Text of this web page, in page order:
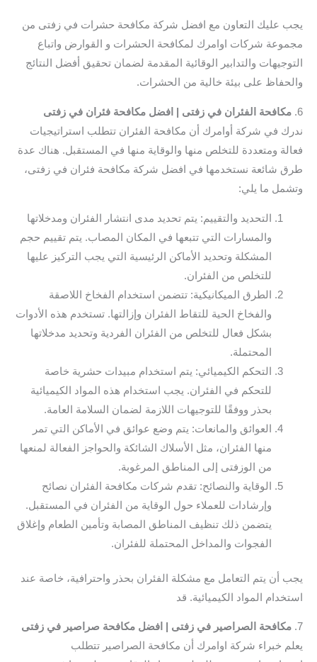
يجب عليك التعاون مع افضل شركة مكافحة حشرات في زفتى من
مجموعة شركات اوامرك لمكافحة الحشرات و القوارض واتباع
التوجيهات والتدابير الوقائية المقدمة لضمان تحقيق أفضل النتائج
والحفاظ على بيئة خالية من الحشرات.
6. مكافحة الفئران في زفتى | افضل مكافحة فئران في زفتى
ندرك في شركة أوامرك أن مكافحة الفئران تتطلب استراتيجيات
فعالة ومتعددة للتخلص منها والوقاية منها في المستقبل. هناك عدة
طرق شائعة نستخدمها في افضل شركة مكافحة فئران في زفتى،
وتشمل ما يلي:
التحديد والتقييم: يتم تحديد مدى انتشار الفئران ومدخلاتها
والمسارات التي تتبعها في المكان المصاب. يتم تقييم حجم
المشكلة وتحديد الأماكن الرئيسية التي يجب التركيز عليها
للتخلص من الفئران.
الطرق الميكانيكية: تتضمن استخدام الفخاخ اللاصقة
والفخاخ الحية للتقاط الفئران وإزالتها. تستخدم هذه الأدوات
بشكل فعال للتخلص من الفئران الفردية وتحديد مدخلاتها
المحتملة.
التحكم الكيميائي: يتم استخدام مبيدات حشرية خاصة
للتحكم في الفئران. يجب استخدام هذه المواد الكيميائية
بحذر ووفقًا للتوجيهات اللازمة لضمان السلامة العامة.
العوائق والمانعات: يتم وضع عوائق في الأماكن التي تمر
منها الفئران، مثل الأسلاك الشائكة والحواجز الفعالة لمنعها
من الوزفتى إلى المناطق المرغوبة.
الوقاية والنصائح: تقدم شركات مكافحة الفئران نصائح
وإرشادات للعملاء حول الوقاية من الفئران في المستقبل.
يتضمن ذلك تنظيف المناطق المصابة وتأمين الطعام وإغلاق
الفجوات والمداخل المحتملة للفئران.
يجب أن يتم التعامل مع مشكلة الفئران بحذر واحترافية، خاصة عند
استخدام المواد الكيميائية. قد
7. مكافحة الصراصير في زفتى | افضل مكافحة صراصير في زفتى
يعلم خبراء شركة اوامرك أن مكافحة الصراصير تتطلب